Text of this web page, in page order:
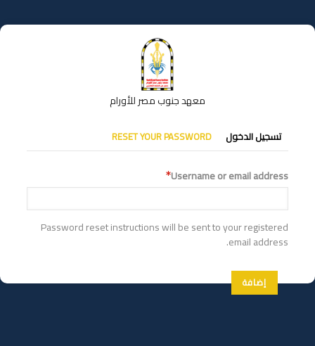
إلى
المحتوى
معهد جنوب مصر للأورام
التبويبات
الأساسية
تسجيل الدخول RESET YOUR PASSWORD
Username or email address
Password reset instructions will be sent to your registered
email address.